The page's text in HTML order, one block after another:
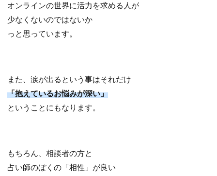
オンラインの世界に活力を求める人が
少なくないのではないか
っと思っています。
また、涙が出るという事はそれだけ
「抱えているお悩みが深い」
ということにもなります。
もちろん、相談者の方と
占い師のぼくの「相性」が良い